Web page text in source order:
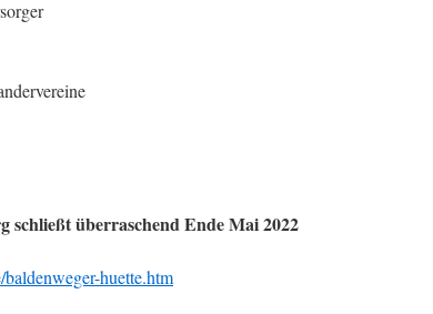
schließt überraschend Ende Mai 2022
huette.htm